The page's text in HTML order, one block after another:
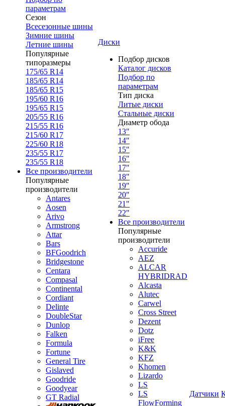
параметрам
Сезон
Всесезонные шины
Зимние шины
Летние шины
Популярные
типоразмеры
175/65 R14
185/65 R14
185/65 R15
195/60 R16
195/65 R15
205/55 R16
215/55 R16
215/60 R17
225/60 R18
235/55 R17
235/55 R18
Все производители
Популярные
производители
Antares
Aosen
Arivo
Armstrong
Attar
Bars
BFGoodrich
Bridgestone
Centara
Compasal
Continental
Cordiant
Delinte
DoubleStar
Dunlop
Falken
Formula
Fortune
General Tire
Gislaved
Goodride
Goodyear
GT Radial
Диски
Подбор дисков
Каталог дисков
Подбор по
параметрам
Тип диска
Литые диски
Стальные диски
Диаметр обода
13"
14"
15"
16"
17"
18"
19"
20"
21"
22"
Все производители
Популярные
производители
Accuride
AEZ
ALCAR
HYBRIDRAD
Alcasta
Alutec
Carwel
Cross Street
Dezent
Dotz
iFree
K&K
KFZ
Khomen
Lizardo
LS
LS
FlowForming
Датчики